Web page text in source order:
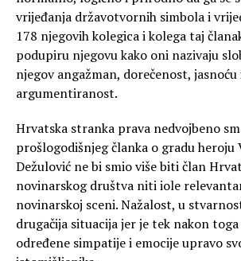
vrijeđanja državotvornih simbola i
178 njegovih kolegica i kolega taj
podupiru njegovu kako oni nazivaju
njegov angažman, dorečenost, jasnoću
argumentiranost.
Hrvatska stranka prava nedvojbeno
prošlogodišnjeg članka o gradu heroju
Dežulović ne bi smio više biti član
novinarskog društva niti iole
novinarskoj sceni. Nažalost, u
drugačija situacija jer je tek nakon
određene simpatije i emocije upravo